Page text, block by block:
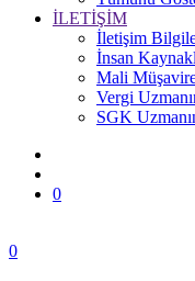
İLETİŞİM
İletişim
İnsan
Mali
Vergi
SGK
0
0